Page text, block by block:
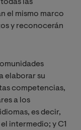
las
el mismo marco
y reconocerán
elaborar su
competencias,
a los
es decir,
intermedio; y C1